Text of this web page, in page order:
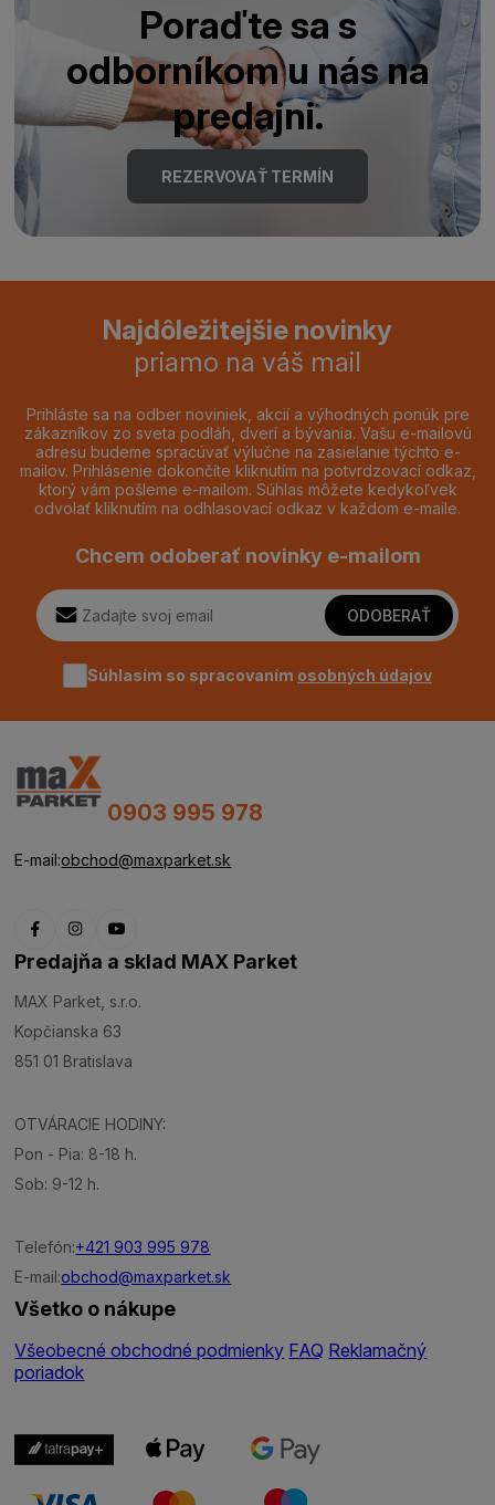
Poraďte sa s
odborníkom u nás na
predajni.
REZERVOVAŤ TERMÍN
Najdôležitejšie novinky
priamo na váš mail
Prihláste sa na odber noviniek, akcií a výhodných ponúk pre
zákazníkov zo sveta podláh, dverí a bývania. Vašu e-mailovú
adresu budeme spracúvať výlučne na zasielanie týchto e-
mailov. Prihlásenie dokončíte kliknutím na potvrdzovací odkaz,
ktorý vám pošleme e-mailom. Súhlas môžete kedykoľvek
odvolať kliknutím na odhlasovací odkaz v každom e-maile.
Chcem odoberať novinky e-mailom
ODOBERAŤ
Súhlasím so spracovaním osobných údajov
0903 995 978
E-mail:obchod@maxparket.sk
Predajňa a sklad MAX Parket
MAX Parket, s.r.o.
Kopčianska 63
851 01 Bratislava
OTVÁRACIE HODINY:
Pon - Pia: 8-18 h.
Sob: 9-12 h.
Telefón:+421 903 995 978
E-mail:obchod@maxparket.sk
Všetko o nákupe
Všeobecné obchodné podmienky FAQ Reklamačný
poriadok